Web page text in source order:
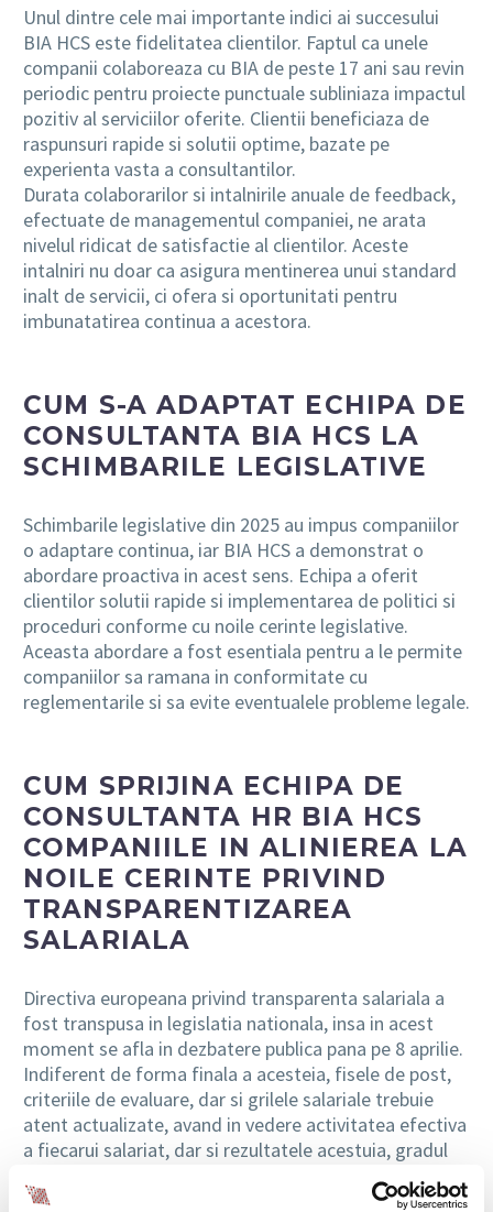
Unul dintre cele mai importante indici ai succesului
BIA HCS este fidelitatea clientilor. Faptul ca unele
companii colaboreaza cu BIA de peste 17 ani sau revin
periodic pentru proiecte punctuale subliniaza impactul
pozitiv al serviciilor oferite. Clientii beneficiaza de
raspunsuri rapide si solutii optime, bazate pe
experienta vasta a consultantilor.
Durata colaborarilor si intalnirile anuale de feedback,
efectuate de managementul companiei, ne arata
nivelul ridicat de satisfactie al clientilor. Aceste
intalniri nu doar ca asigura mentinerea unui standard
inalt de servicii, ci ofera si oportunitati pentru
imbunatatirea continua a acestora.
CUM S-A ADAPTAT ECHIPA DE
CONSULTANTA BIA HCS LA
SCHIMBARILE LEGISLATIVE
Schimbarile legislative din 2025 au impus companiilor
o adaptare continua, iar BIA HCS a demonstrat o
abordare proactiva in acest sens. Echipa a oferit
clientilor solutii rapide si implementarea de politici si
proceduri conforme cu noile cerinte legislative.
Aceasta abordare a fost esentiala pentru a le permite
companiilor sa ramana in conformitate cu
reglementarile si sa evite eventualele probleme legale.
CUM SPRIJINA ECHIPA DE
CONSULTANTA HR BIA HCS
COMPANIILE IN ALINIEREA LA
NOILE CERINTE PRIVIND
TRANSPARENTIZAREA
SALARIALA
Directiva europeana privind transparenta salariala a
fost transpusa in legislatia nationala, insa in acest
moment se afla in dezbatere publica pana pe 8 aprilie.
Indiferent de forma finala a acesteia, fisele de post,
criteriile de evaluare, dar si grilele salariale trebuie
atent actualizate, avand in vedere activitatea efectiva
a fiecarui salariat, dar si rezultatele acestuia, gradul
de implicare in proiecte si pozitionarea acestuia in
cadrul echipei.